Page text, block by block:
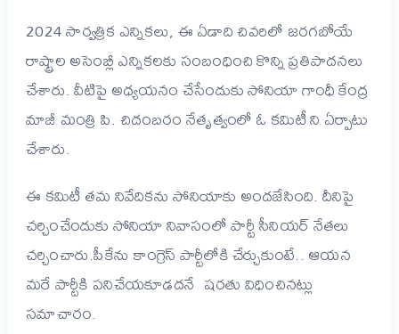
2024 సార్వత్రిక ఎన్నికలు, ఈ ఏడాది చివరిలో జరగబోయే
రాష్ట్రాల అసెంబ్లీ ఎన్నికలకు సంబంధించి కొన్ని ప్రతిపాదనలు
చేశారు. వీటిపై అధ్యయనం చేసేందుకు సోనియా గాంధీ కేంద్ర
మాజీ మంత్రి పి. చిదంబరం నేతృత్వంలో ఓ కమిటీ ని ఏర్పాటు
చేశారు.
ఈ కమిటీ తమ నివేదికను సోనియాకు అందజేసింది. దీనిపై
చర్చించేందుకు సోనియా నివాసంలో పార్టీ సీనియర్‌ నేతలు
చర్చించారు.పీకేను కాంగ్రెస్‌ పార్టీలోకి చేర్చుకుంటే.. ఆయన
మరే పార్టీకి పనిచేయకూడదనే షరతు విధించినట్లు
సమాచారం.